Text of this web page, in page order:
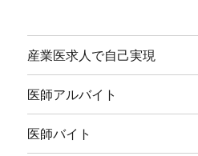
産業医求人で自己実現
医師アルバイト
医師バイト